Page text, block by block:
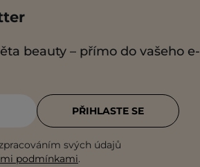
beauty – přímo do vašeho e-
svých údajů
podmínkami.
PŘIHLASTE SE